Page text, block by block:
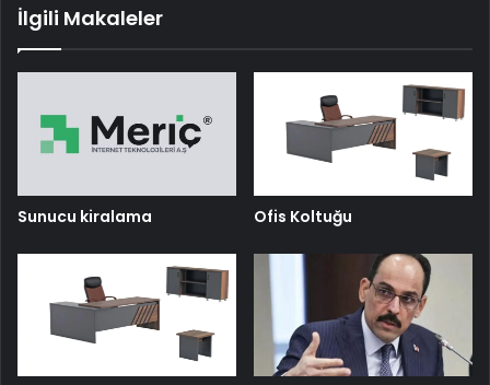
İlgili Makaleler
Sunucu kiralama Ofis Koltuğu